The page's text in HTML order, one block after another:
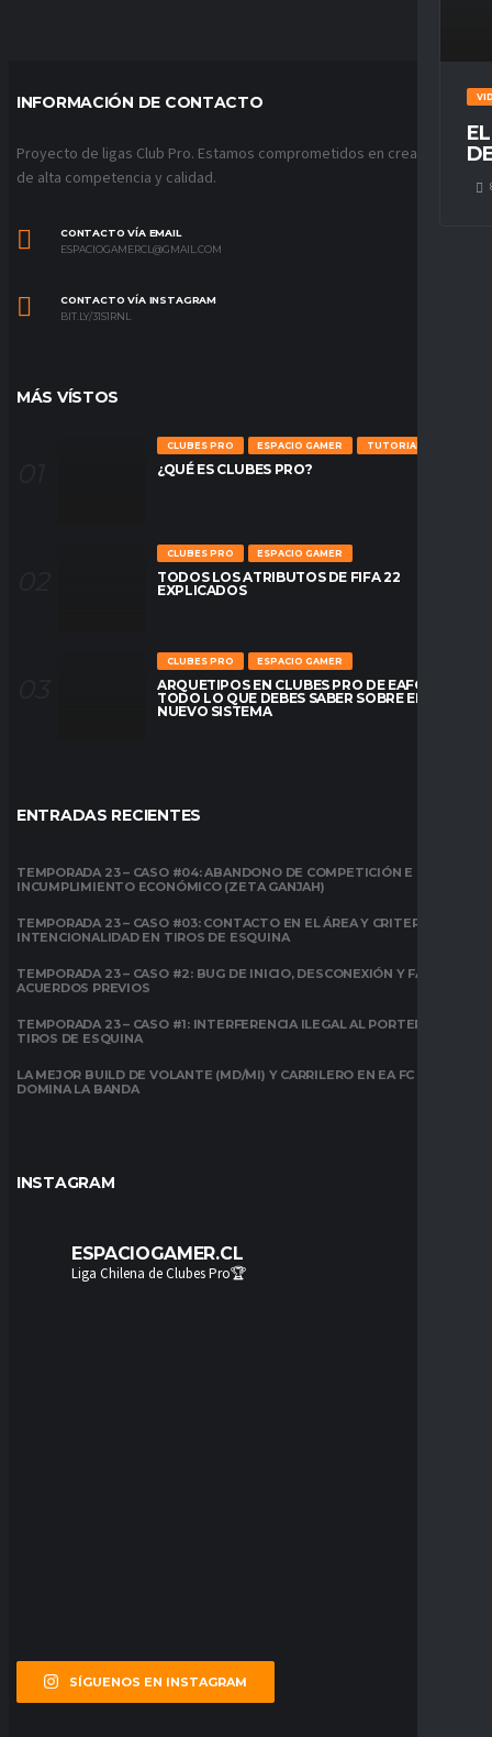
INFORMACIÓN DE CONTACTO
Proyecto de ligas Club Pro. Estamos comprometidos en crear ligas
de alta competencia y calidad.
CONTACTO VÍA EMAIL
ESPACIOGAMERCL@GMAIL.COM
CONTACTO VÍA INSTAGRAM
BIT.LY/31S1RNL
MÁS VÍSTOS
CLUBES PRO ESPACIO GAMER TUTORIALES
¿QUÉ ES CLUBES PRO?
CLUBES PRO ESPACIO GAMER
TODOS LOS ATRIBUTOS DE FIFA 22
EXPLICADOS
CLUBES PRO ESPACIO GAMER
ARQUETIPOS EN CLUBES PRO DE EAFC26:
TODO LO QUE DEBES SABER SOBRE EL
NUEVO SISTEMA
ENTRADAS RECIENTES
TEMPORADA 23 – CASO #04: ABANDONO DE COMPETICIÓN E
INCUMPLIMIENTO ECONÓMICO (ZETA GANJAH)
TEMPORADA 23 – CASO #03: CONTACTO EN EL ÁREA Y CRITERIO DE
INTENCIONALIDAD EN TIROS DE ESQUINA
TEMPORADA 23 – CASO #2: BUG DE INICIO, DESCONEXIÓN Y FALTA DE
ACUERDOS PREVIOS
TEMPORADA 23 – CASO #1: INTERFERENCIA ILEGAL AL PORTERO EN
TIROS DE ESQUINA
LA MEJOR BUILD DE VOLANTE (MD/MI) Y CARRILERO EN EA FC 26:
DOMINA LA BANDA
INSTAGRAM
ESPACIOGAMER.CL
Liga Chilena de Clubes Pro🏆
SÍGUENOS EN INSTAGRAM